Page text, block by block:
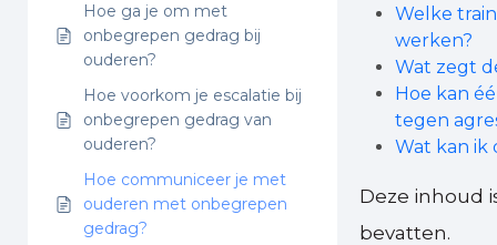
Hoe ga je om met
onbegrepen gedrag bij
ouderen?
Hoe voorkom je escalatie bij
onbegrepen gedrag van
ouderen?
Hoe communiceer je met
ouderen met onbegrepen
gedrag?
Welke
werken?
Wat zegt
Hoe kan
tegen
Wat kan ik
Deze inhoud
bevatten.